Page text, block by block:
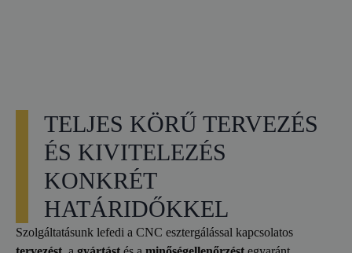
TELJES KÖRŰ TERVEZÉS
ÉS KIVITELEZÉS
KONKRÉT
HATÁRIDŐKKEL
Szolgáltatásunk lefedi a CNC esztergálással kapcsolatos